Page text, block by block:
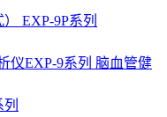
EXP-9P系列